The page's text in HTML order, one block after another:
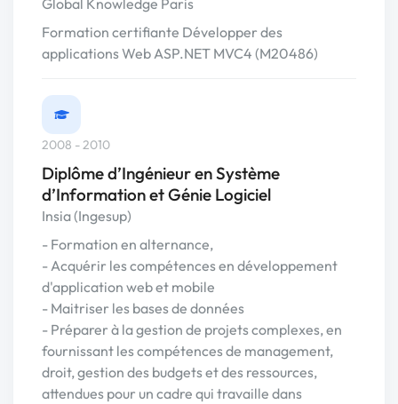
Global Knowledge Paris
Formation certifiante Développer des
applications Web ASP.NET MVC4 (M20486)
2008 - 2010
Diplôme d’Ingénieur en Système
d’Information et Génie Logiciel
Insia (Ingesup)
- Formation en alternance,
- Acquérir les compétences en développement
d'application web et mobile
- Maitriser les bases de données
- Préparer à la gestion de projets complexes, en
fournissant les compétences de management,
droit, gestion des budgets et des ressources,
attendues pour un cadre qui travaille dans